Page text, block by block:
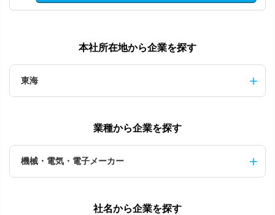
本社所在地から企業を探す
東海
業種から企業を探す
機械・電気・電子メーカー
社名から企業を探す